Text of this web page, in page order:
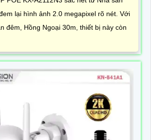
lại hình ảnh 2.0 megapixel rõ nét. Với
đêm, Hồng Ngoại 30m, thiết bị này còn